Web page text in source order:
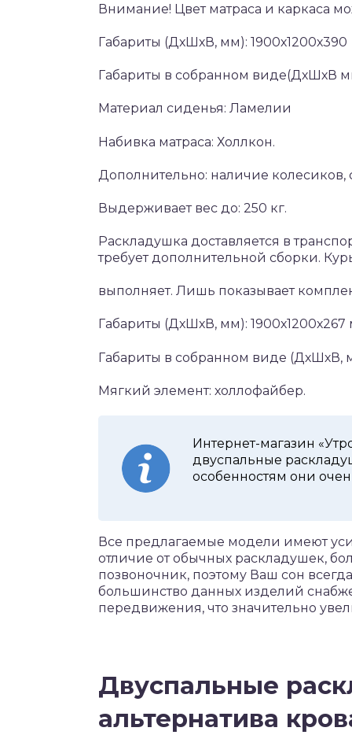
Внимание! Цвет матраса и каркаса
Габариты (ДхШхВ, мм): 1900х1200х390
Габариты в собранном виде(ДхШхВ
Материал сиденья: Ламелии
Набивка матраса: Холлкон.
Дополнительно: наличие
Выдерживает вес до: 250 кг.
Раскладушка доставляется в
требует дополнительной сборки.
выполняет. Лишь показывает
Габариты (ДхШхВ, мм): 1900х1200х267
Габариты в собранном виде (ДхШхВ,
Мягкий элемент: холлофайбер.
Интернет-магазин
двуспальные
особенностям они
Все предлагаемые модели имеют
отличие от обычных раскладушек,
позвоночник, поэтому Ваш сон
большинство данных изделий
передвижения, что значительно
Двуспальные
альтернатива